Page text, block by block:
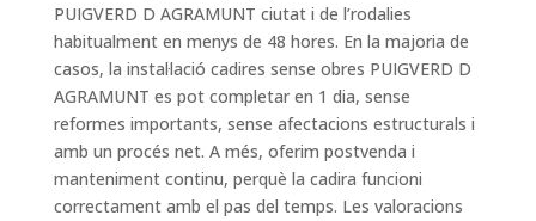
PUIGVERD D AGRAMUNT ciutat i de l’rodalies
habitualment en menys de 48 hores. En la majoria de
casos, la instal·lació cadires sense obres PUIGVERD D
AGRAMUNT es pot completar en 1 dia, sense
reformes importants, sense afectacions estructurals i
amb un procés net. A més, oferim postvenda i
manteniment continu, perquè la cadira funcioni
correctament amb el pas del temps. Les valoracions